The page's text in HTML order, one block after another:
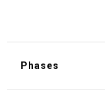
Phases